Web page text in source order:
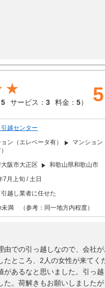
5 サービス： 3 料金： 5） 5
越センター
ン（エレベータ有）
マンション
阪市大正区
和歌山県和歌山市
7月上旬 / 土日
越し業者に任せた
満 （参考：同一地方内程度）
由での引っ越しなので、会社
たところ、2人の女性が来て
があるなと思いました。引っ
た。荷解きもお願いしました